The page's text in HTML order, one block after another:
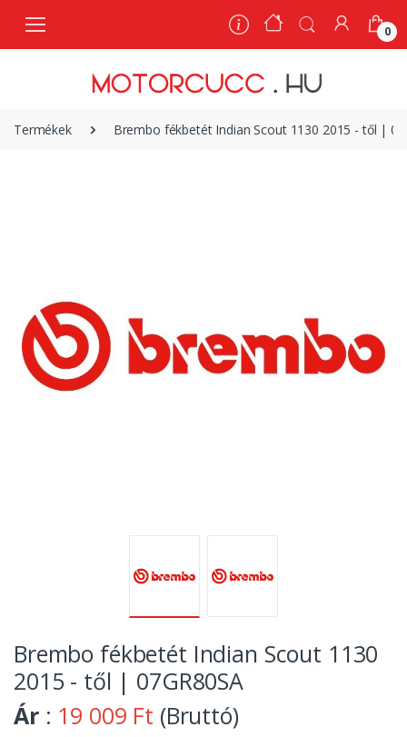
0
Termékek Brembo fékbetét Indian Scout 1130 2015 - től |
Brembo fékbetét Indian Scout 1130
2015 - től | 07GR80SA
Ár : 19 009 Ft (Bruttó)
0